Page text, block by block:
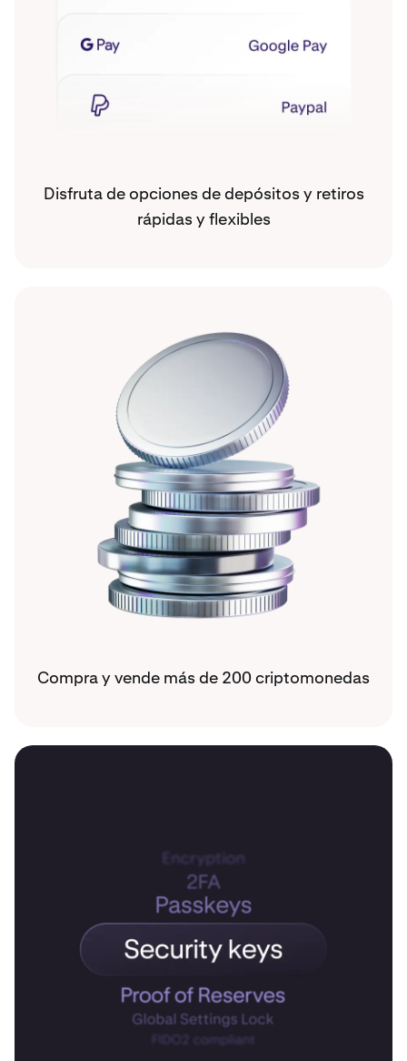
Disfruta de opciones de depósitos y retiros
rápidas y flexibles
Compra y vende más de 200 criptomonedas